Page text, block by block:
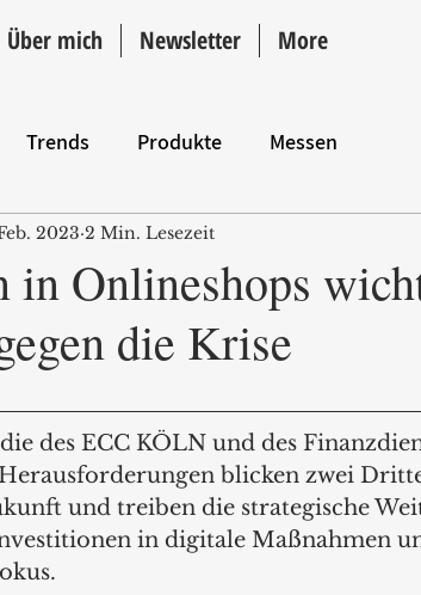
Über mich Newsletter More
Trends Produkte Messen
in Onlineshops
die Krise
2023 2 Min. Lesezeit
des ECC KÖLN und des
blicken zwei
und treiben die strategische
in digitale Maßnahmen